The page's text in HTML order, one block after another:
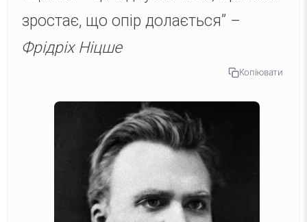
зростає, що опір долається” –
Фрідріх Ніцше
Копіювати